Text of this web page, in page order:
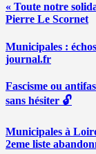
« Toute notre
Pierre Le Scornet
Municipales :
journal.fr
Fascisme ou
sans hésiter 🔓
Municipales à
2eme liste